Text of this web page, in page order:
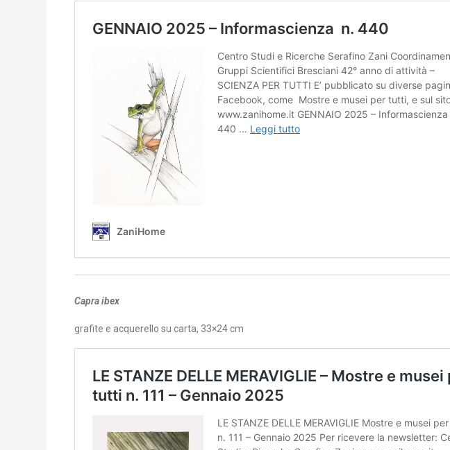
Capra ibex
grafite e acquerello su carta, 33×24 cm